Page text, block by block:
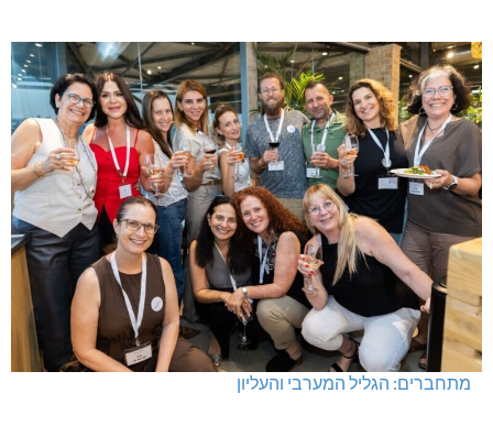
מתחברים: הגליל המערבי והעליון